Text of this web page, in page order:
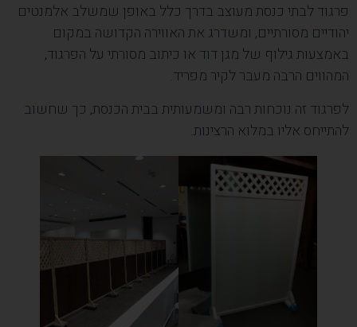
פרגוד לבתי כנסת מעוצב בדרך כלל באופן שמשלב אלמנטים
יהודיים מסורתיים, ומשדרג את האווירה הקדושה במקום
באמצעות גילוף של מגן דוד או כיתוב מסורתי על הפרגוד,
המהווים הרבה מעבר לקיר מפריד.
לפרגוד זה נוכחות רבה ומשמעותית בבית הכנסת, כך שחשוב
להתייחס אליו במלוא הרצינות.